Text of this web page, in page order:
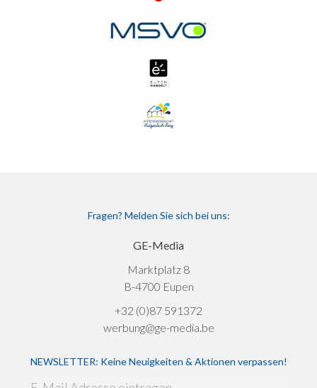
Fragen? Melden Sie sich bei uns:
GE-Media
Marktplatz 8
B-4700 Eupen
+32 (0)87 591372
werbung@ge-media.be
NEWSLETTER: Keine Neuigkeiten & Aktionen verpassen!